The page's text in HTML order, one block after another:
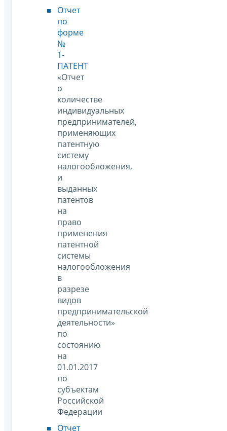
Отчет
по
форме
№
1-
ПАТЕНТ
«Отчет
о
количестве
индивидуальных
предпринимателей,
применяющих
патентную
систему
налогообложения,
и
выданных
патентов
на
право
применения
патентной
системы
налогообложения
в
разрезе
видов
предпринимательской
деятельности»
по
состоянию
на
01.01.2017
по
субъектам
Российской
Федерации
Отчет